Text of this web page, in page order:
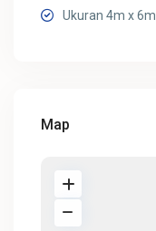
Ukuran 4m x 6m
Map